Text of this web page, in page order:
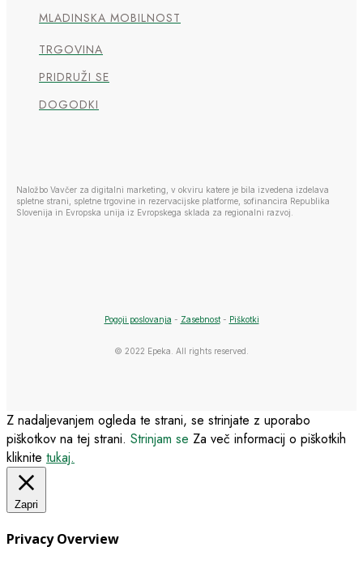
MLADINSKA MOBILNOST
TRGOVINA
PRIDRUŽI SE
DOGODKI
Naložbo Vavčer za digitalni marketing, v okviru katere je bila izvedena izdelava
spletne strani, spletne trgovine in rezervacijske platforme, sofinancira Republika
Slovenija in Evropska unija iz Evropskega sklada za regionalni razvoj.
Pogoji poslovanja - Zasebnost- Piškotki
© 2022 Epeka. All rights reserved.
Z nadaljevanjem ogleda te strani, se strinjate z uporabo
piškotkov na tej strani. Strinjam se Za več informacij o piškotkih
kliknite tukaj.
Zapri
Privacy Overview